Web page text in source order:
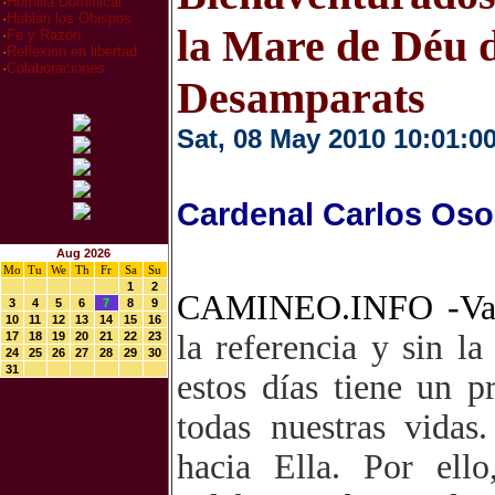
· Hablan los Obispos
· Fe y Razón
· Reflexion en libertad
·Colaboraciones
Aug 2026
Mo
Tu We Th Fr Sa
Su
1
2
3
4 5 6 7 8
9
10
11 12 13 14 15
16
17
18 19 20 21 22
23
24
25 26 27 28 29
30
31
la Mare de Déu
Desamparats
Sat, 08 May 2010
Cardenal Carlos
CAMINEO.INFO -
la referencia y sin
estos días tiene un
todas nuestras
hacia Ella. Por